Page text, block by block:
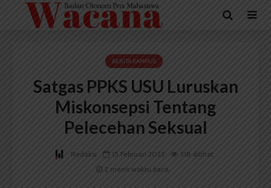
BERITA KAMPUS
Satgas PPKS USU Luruskan
Miskonsepsi Tentang
Pelecehan Seksual
Redaksi 15 Februari 2023
318 dilihat
2 menit waktu baca